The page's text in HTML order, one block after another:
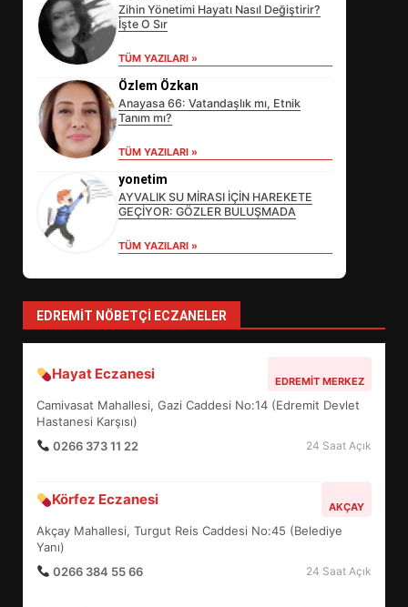
Zihin Yönetimi Hayatı Nasıl Değiştirir?
İşte O Sır
TÜM YAZILARI »
Özlem Özkan
Anayasa 66: Vatandaşlık mı, Etnik
Tanım mı?
TÜM YAZILARI »
yonetim
AYVALIK SU MİRASI İÇİN HAREKETE
GEÇİYOR: GÖZLER BULUŞMADA
TÜM YAZILARI »
EDREMIT NÖBETÇI ECZANELER
Hayat Eczanesi EDREMIT MERKEZ
Camivasat Mahallesi, Gazi Caddesi No:14 (Edremit Devlet
Hastanesi Karşısı)
0266 373 11 22
24 Saat Açık
Körfez Eczanesi AKÇAY
Akçay Mahallesi, Turgut Reis Caddesi No:45 (Belediye
Yanı)
0266 384 55 66
24 Saat Açık
SÜRDÜRÜLEBİLİRLİKTE NE
DEĞİŞECEK?
4
5
BALIKESİR MÜZELERİNDE SÜRE
UZATILDI: NE DEĞİŞTİ?
6
TURNUVASI KAYITLARI NEYİ